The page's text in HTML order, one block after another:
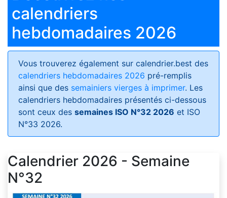
calendriers
hebdomadaires 2026
Vous trouverez également sur calendrier.best des
calendriers hebdomadaires 2026 pré-remplis
ainsi que des semainiers vierges à imprimer. Les
calendriers hebdomadaires présentés ci-dessous
sont ceux des semaines ISO N°32 2026 et ISO
N°33 2026.
Calendrier 2026 - Semaine
N°32